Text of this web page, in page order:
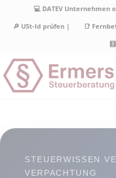
💻 DATEV Unternehmen
🔎 USt-Id prüfen |
📑
STEUERWISSEN
VERPACHTUNG